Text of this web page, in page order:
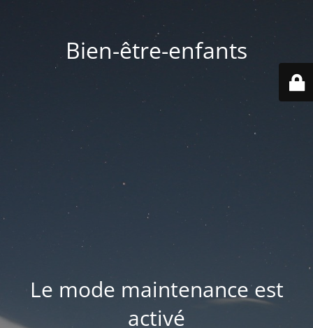
Bien-être-enfants
Le mode maintenance est
activé